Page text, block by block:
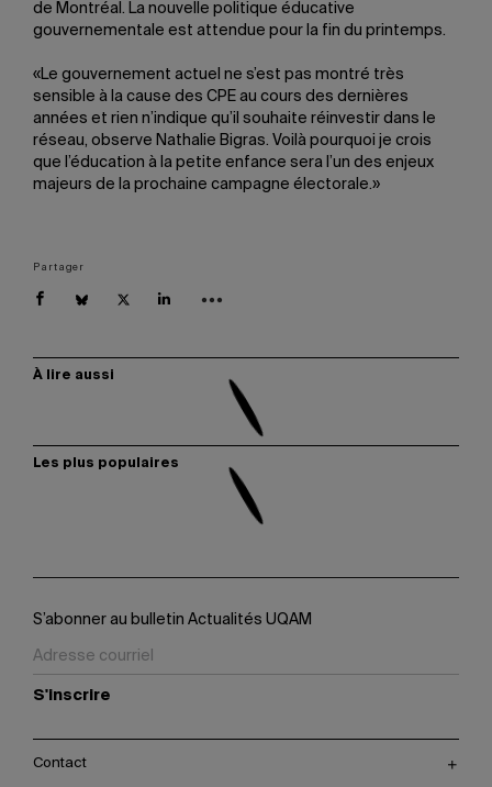
de Montréal. La nouvelle politique éducative
gouvernementale est attendue pour la fin du printemps.
«Le gouvernement actuel ne s’est pas montré très
sensible à la cause des CPE au cours des dernières
années et rien n’indique qu’il souhaite réinvestir dans le
réseau, observe Nathalie Bigras. Voilà pourquoi je crois
que l’éducation à la petite enfance sera l’un des enjeux
majeurs de la prochaine campagne électorale.»
Partager
À lire aussi
Les plus populaires
S’abonner au bulletin Actualités UQAM
S'inscrire
Contact